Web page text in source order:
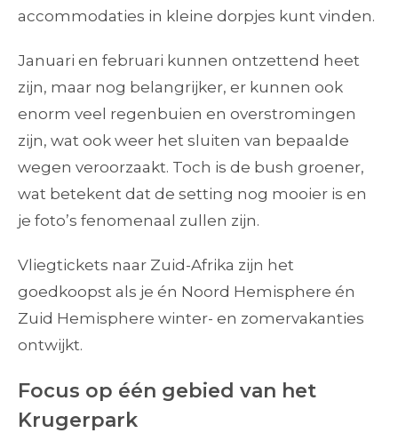
accommodaties in kleine dorpjes kunt vinden.
Januari en februari kunnen ontzettend heet
zijn, maar nog belangrijker, er kunnen ook
enorm veel regenbuien en overstromingen
zijn, wat ook weer het sluiten van bepaalde
wegen veroorzaakt. Toch is de bush groener,
wat betekent dat de setting nog mooier is en
je foto’s fenomenaal zullen zijn.
Vliegtickets naar Zuid-Afrika zijn het
goedkoopst als je én Noord Hemisphere én
Zuid Hemisphere winter- en zomervakanties
ontwijkt.
Focus op één gebied van het
Krugerpark